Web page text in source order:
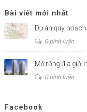
Bài viết mới nhất
Dự án quy
0 bình luận
Mở rộng địa giới
0 bình luận
Facebook